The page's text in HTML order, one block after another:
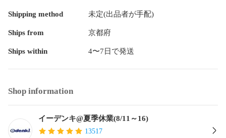
Shipping method 未定(出品者が手配)
Ships from 京都府
Ships within 4〜7日で発送
Shop information
イーデンキ@夏季休業(8/11～16)
13517